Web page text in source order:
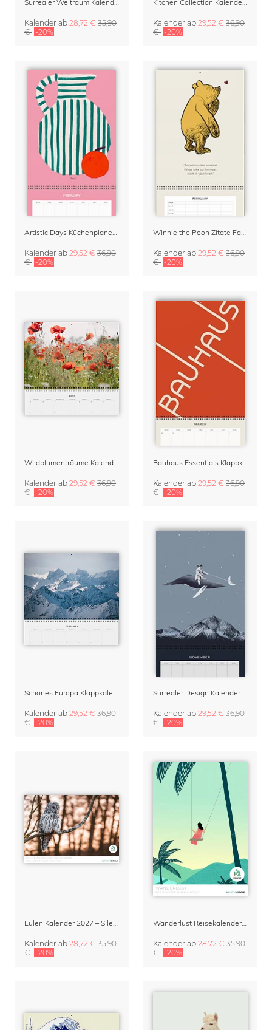
Surrealer Weltraum Kalender 2027 – Kunstkalender & Terminplaner von Taudalpoi
Kalender ab 28,72 € 35,90
€ -20%
Kitchen Collection Kalender & Terminplaner für die Küche 2027
Kalender ab 29,52 € 36,90
€ -20%
Artistic Days Küchenplaner & Wandkalender 2027
Kalender ab 29,52 € 36,90
€ -20%
Winnie the Pooh Zitate Familienplaner & Kalender 2027
Kalender ab 29,52 € 36,90
€ -20%
Wildblumenträume Kalender & Terminplaner 2027
Kalender ab 29,52 € 36,90
€ -20%
Bauhaus Essentials Klappkalender & Terminplaner 2027
Kalender ab 29,52 € 36,90
€ -20%
Schönes Europa Klappkalender 2027 & Terminplaner von Johannes Hulsch
Kalender ab 29,52 € 36,90
€ -20%
Surrealer Design Kalender & Terminplaner 2027 von Marteen Léon
Kalender ab 29,52 € 36,90
€ -20%
Eulen Kalender 2027 – Silent Wings: Die Eulen Europas von Anskar Lenzen
Kalender ab 28,72 € 35,90
€ -20%
Wanderlust Reisekalender 2027
Kalender ab 28,72 € 35,90
€ -20%